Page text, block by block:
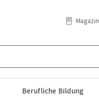
Magazin
Berufliche Bildung